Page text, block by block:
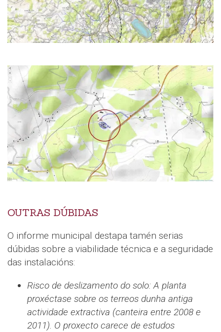
OUTRAS DÚBIDAS
O informe municipal destapa tamén serias
dúbidas sobre a viabilidade técnica e a seguridade
das instalacións:
Risco de deslizamento do solo: A planta
proxéctase sobre os terreos dunha antiga
actividade extractiva (canteira entre 2008 e
2011). O proxecto carece de estudos